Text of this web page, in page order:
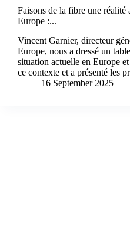
Faisons de la fibre une réalité
Europe :...
Vincent Garnier, directeur
Europe, nous a dressé un
situation actuelle en Europe
ce contexte et a présenté les
16 September 2025